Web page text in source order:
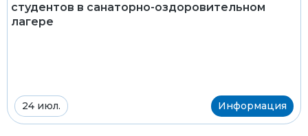
студентов в санаторно-оздоровительном
лагере
24 июл. Информация